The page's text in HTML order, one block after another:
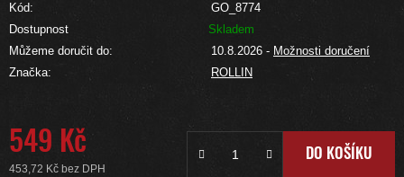
Kód:
GO_8774
Dostupnost
Skladem
Můžeme doručit do:
10.8.2026 - Možnosti doručení
Značka:
ROLLIN
549 Kč
453,72 Kč bez DPH
DO KOŠÍKU